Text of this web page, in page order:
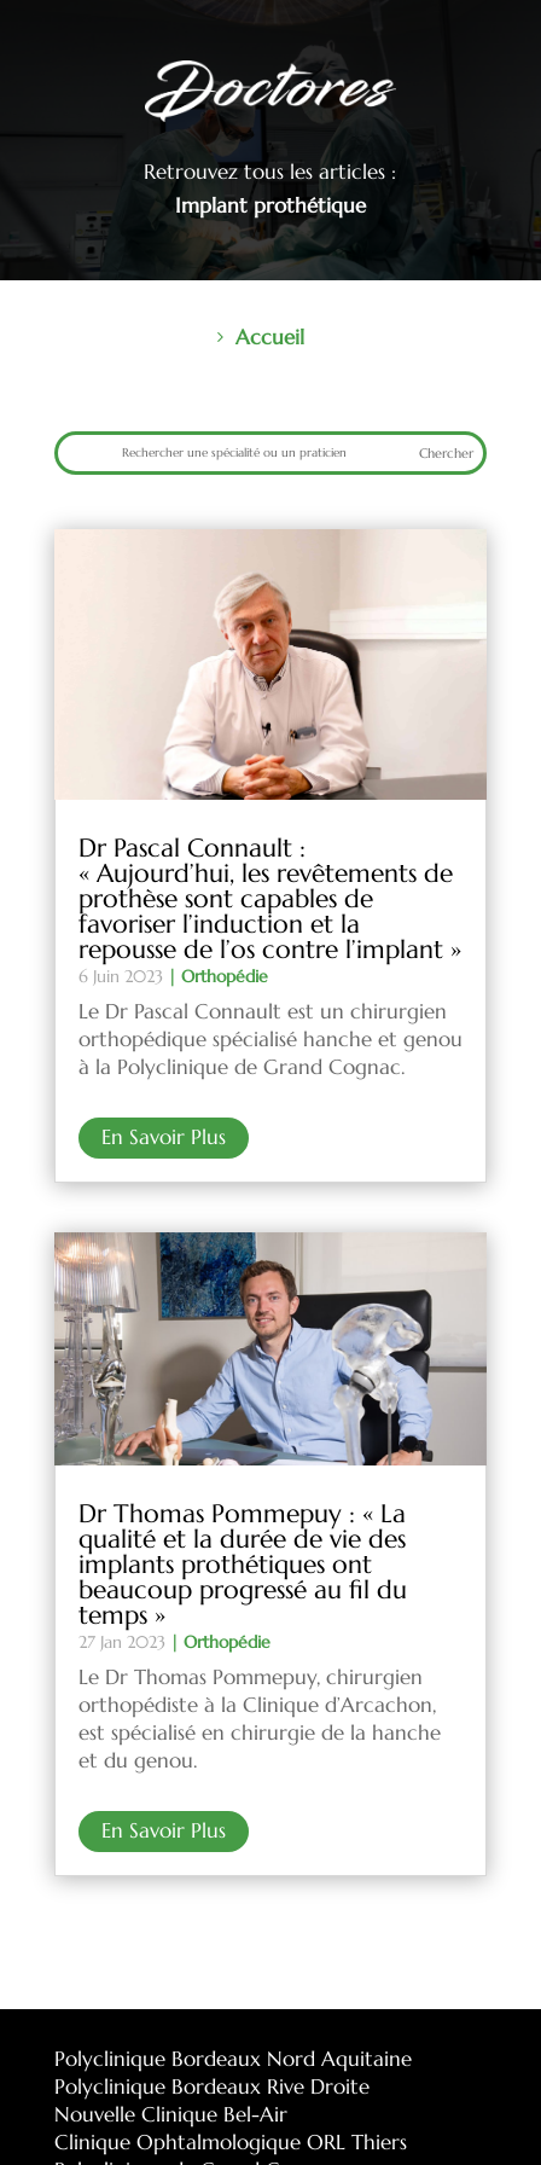
Retrouvez tous les articles :
Implant prothétique
Accueil
Dr Pascal Connault :
« Aujourd’hui, les revêtements de
prothèse sont capables de
favoriser l’induction et la
repousse de l’os contre l’implant »
6 Juin 2023 | Orthopédie
Le Dr Pascal Connault est un chirurgien
orthopédique spécialisé hanche et genou
à la Polyclinique de Grand Cognac.
En Savoir Plus
Dr Thomas Pommepuy : « La
qualité et la durée de vie des
implants prothétiques ont
beaucoup progressé au fil du
temps »
27 Jan 2023 | Orthopédie
Le Dr Thomas Pommepuy, chirurgien
orthopédiste à la Clinique d’Arcachon,
est spécialisé en chirurgie de la hanche
et du genou.
En Savoir Plus
Polyclinique Bordeaux Nord Aquitaine
Polyclinique Bordeaux Rive Droite
Nouvelle Clinique Bel-Air
Clinique Ophtalmologique ORL Thiers